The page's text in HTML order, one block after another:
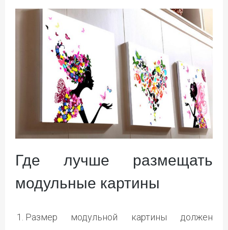
Где лучше размещать
модульные картины
Размер модульной картины должен